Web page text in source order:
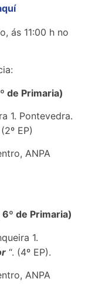
ás 11:00 h no
de Primaria)
1. Pontevedra.
(2º EP)
ANPA
de Primaria)
1.
“. (4º EP).
ANPA